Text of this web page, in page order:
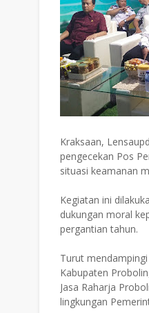
Kraksaan,
pengecekan Pos
situasi keamanan
Kegiatan ini
dukungan moral
pergantian tahun.
Turut
Kabupaten
Jasa Raharja
lingkungan